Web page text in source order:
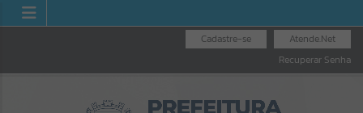
Atende.Net
Cadastre-se
Recuperar Senha